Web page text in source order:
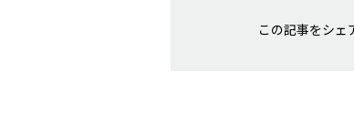
この記事をシェ